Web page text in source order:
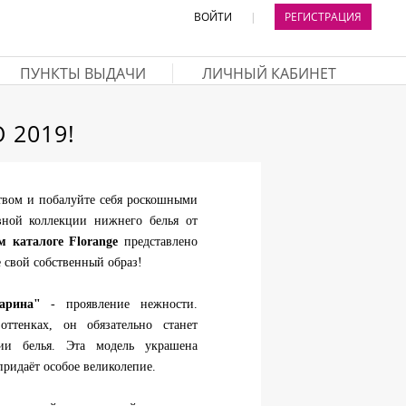
ВОЙТИ | РЕГИСТРАЦИЯ
ПУНКТЫ ВЫДАЧИ ЛИЧНЫЙ КАБИНЕТ
2019!
и побалуйте себя роскошными
коллекции нижнего белья от
каталоге Florange представлено
собственный образ!
- проявление нежности.
он обязательно станет
белья. Эта модель украшена
особое великолепие.